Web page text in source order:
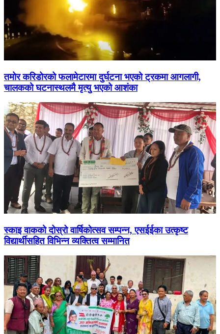
तमोर करिडोरको फलामेटारमा दुर्घटना भएको ट्रकमा आगलागी,
चालकको घटनास्थलमै मृत्यु भएको आशंका
स्काइ वाकको दोस्रो वार्षिकोत्सव सम्पन्न, एसईईका उत्कृष्ट
विद्यार्थीसहित विभिन्न व्यक्तित्व सम्मानित